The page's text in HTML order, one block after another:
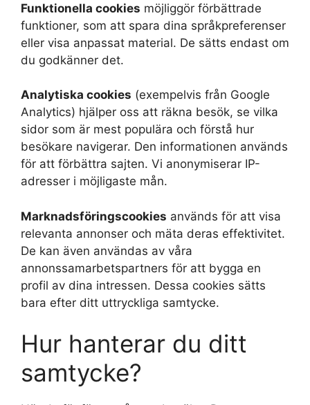
Funktionella cookies möjliggör förbättrade
funktioner, som att spara dina språkpreferenser
eller visa anpassat material. De sätts endast om
du godkänner det.
Analytiska cookies (exempelvis från Google
Analytics) hjälper oss att räkna besök, se vilka
sidor som är mest populära och förstå hur
besökare navigerar. Den informationen används
för att förbättra sajten. Vi anonymiserar IP-
adresser i möjligaste mån.
Marknadsföringscookies används för att visa
relevanta annonser och mäta deras effektivitet.
De kan även användas av våra
annonssamarbetspartners för att bygga en
profil av dina intressen. Dessa cookies sätts
bara efter ditt uttryckliga samtycke.
Hur hanterar du ditt
samtycke?